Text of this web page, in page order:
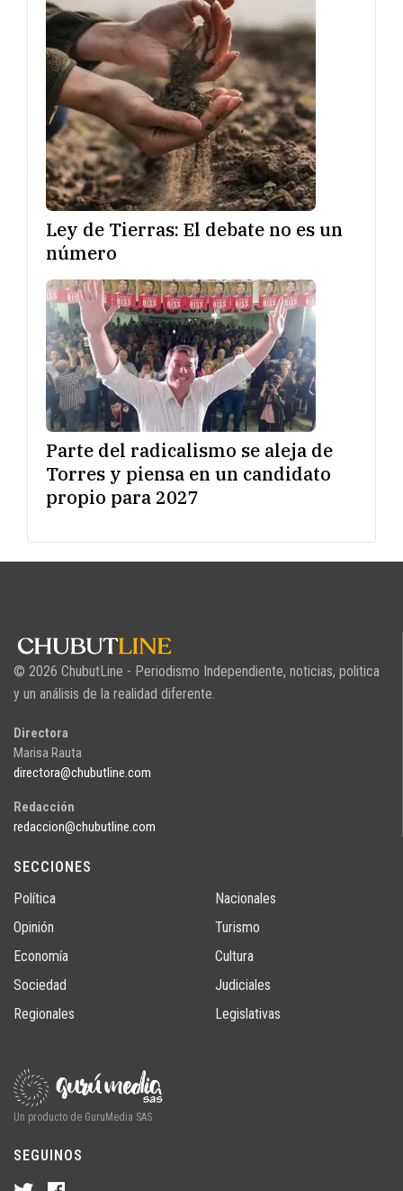
Ley de Tierras: El debate no es un
número
Parte del radicalismo se aleja de
Torres y piensa en un candidato
propio para 2027
© 2026 ChubutLine - Periodismo Independiente, noticias, politica
y un análisis de la realidad diferente.
Directora
Marisa Rauta
directora@chubutline.com
Redacción
redaccion@chubutline.com
SECCIONES
Política
Opinión
Economía
Sociedad
Regionales
Nacionales
Turismo
Cultura
Judiciales
Legislativas
Un producto de GuruMedia SAS
SEGUINOS